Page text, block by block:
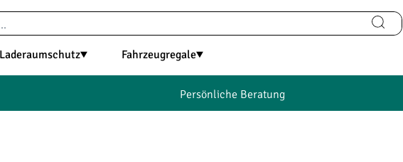
Persönliche Beratung
Laderaumschutz Fahrzeugregale